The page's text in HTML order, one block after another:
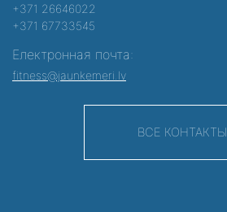
+371 26646022
+371 67733545
Електронная почта:
fitness@jaunkemeri.lv
ВСЕ КОНТАКТЫ